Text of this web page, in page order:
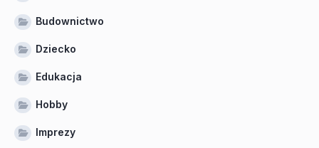
Budownictwo
Dziecko
Edukacja
Hobby
Imprezy